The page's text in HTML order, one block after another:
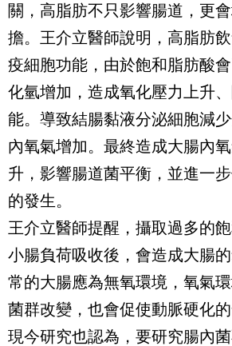
關，高脂肪不只影響腸道，更
擔。王介立醫師說明，高脂肪
疫細胞功能，由於飽和脂肪酸
化氫增加，造成氧化壓力上升
能。導致結腸黏液分泌細胞減
內氧氣增加。最終造成大腸內
升，影響腸道菌平衡，並進一
的發生。
王介立醫師提醒，攝取過多的
小腸負荷吸收後，會造成大腸
常的大腸應為無氧環境，氧氣
菌群改變，也會促使動脈硬化的
現今研究也認為，要研究腸內